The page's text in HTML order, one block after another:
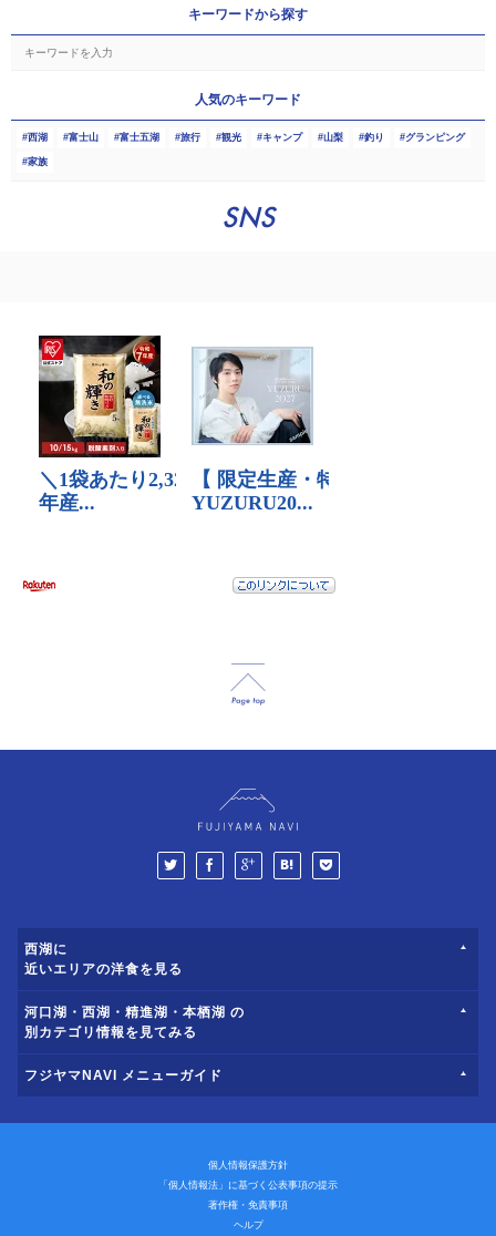
キーワードから探す
人気のキーワード
西湖 富士山 富士五湖 旅行 観光 キャンプ 山梨 釣り グランピング
家族
SNS
西湖に
近いエリアの洋食を見る
河口湖・西湖・精進湖・本栖湖 の
別カテゴリ情報を見てみる
フジヤマNAVI メニューガイド
個人情報保護方針
「個人情報法」に基づく公表事項の提示
著作権・免責事項
ヘルプ